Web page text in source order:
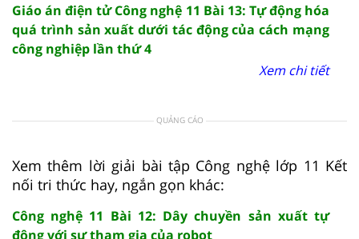
Giáo án điện tử Công nghệ 11 Bài 13: Tự động hóa
quá trình sản xuất dưới tác động của cách mạng
công nghiệp lần thứ 4
Xem chi tiết
QUẢNG CÁO
Xem thêm lời giải bài tập Công nghệ lớp 11 Kết
nối tri thức hay, ngắn gọn khác:
Công nghệ 11 Bài 12: Dây chuyền sản xuất tự
động với sự tham gia của robot